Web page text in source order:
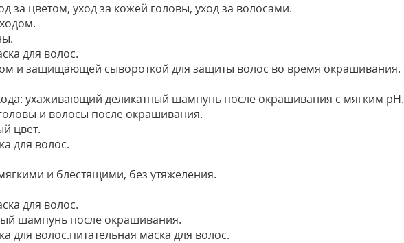
за цветом, уход за кожей головы, уход за волосами.
для волос.
и защищающей сывороткой для защиты волос во время окрашивания.
ухаживающий деликатный шампунь после окрашивания с мягким pH.
и волосы после окрашивания.
цвет.
для волос.
и блестящими, без утяжеления.
для волос.
шампунь после окрашивания.
для волос.питательная маска для волос.